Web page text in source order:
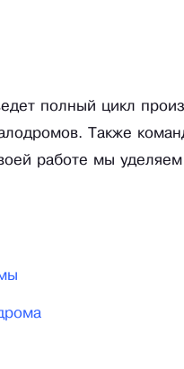
полный цикл
Также
работе мы